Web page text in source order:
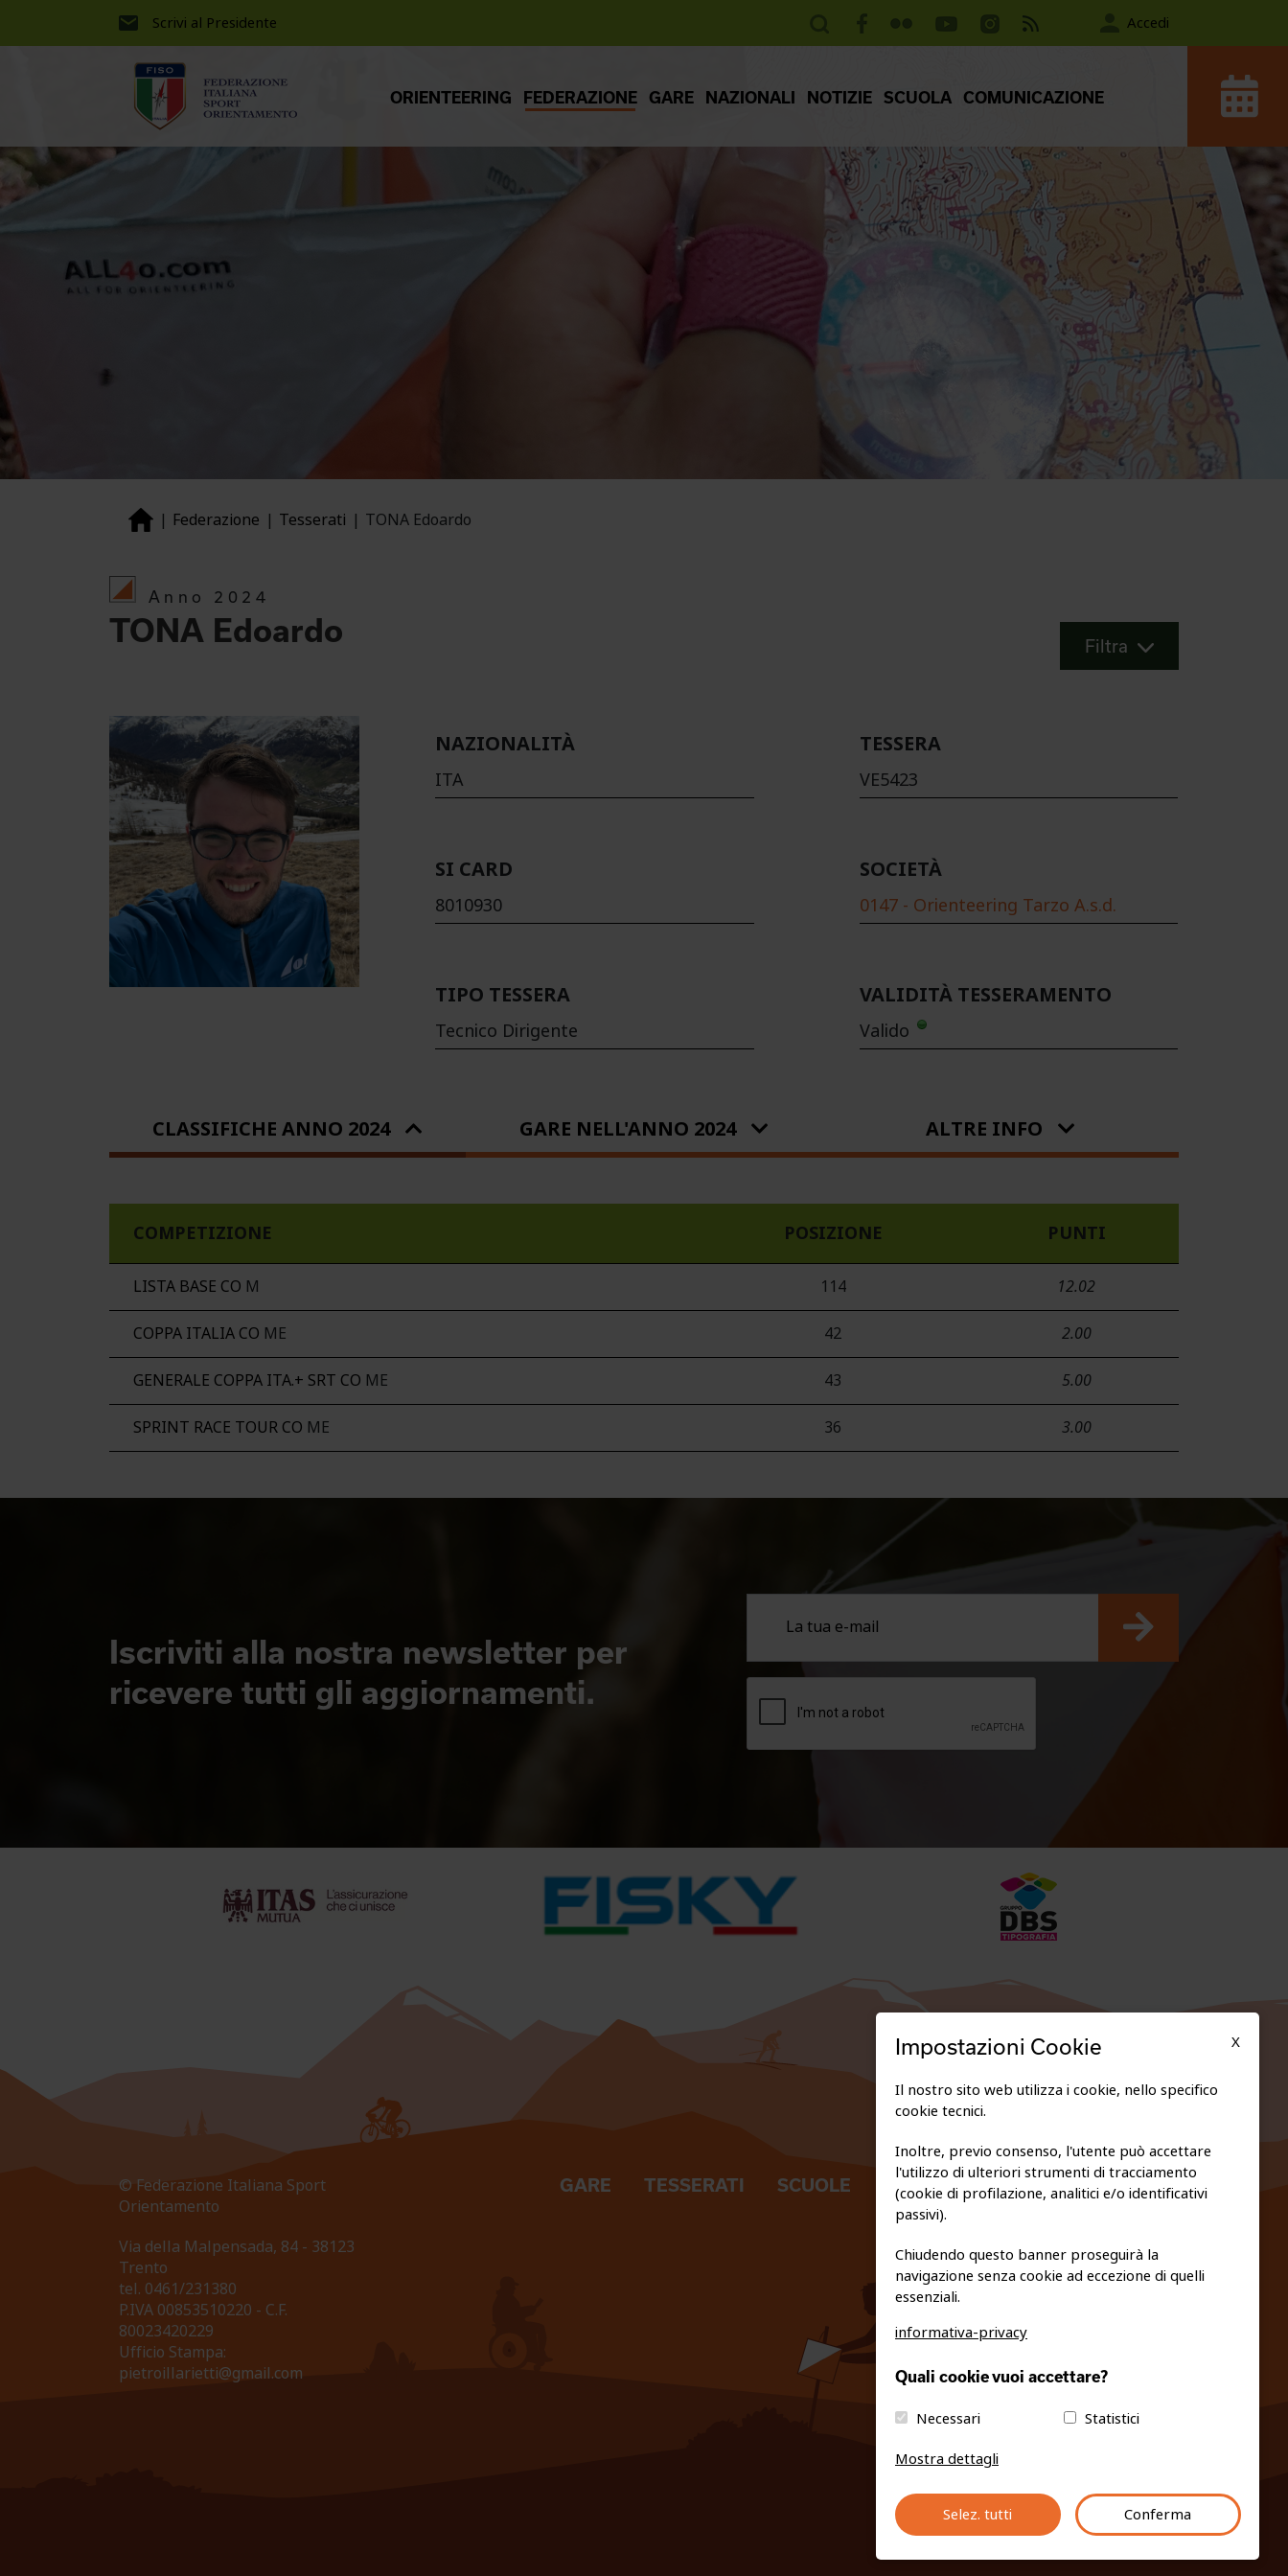
Scrivi al Presidente Accedi
ORIENTEERING FEDERAZIONE GARE NAZIONALI NOTIZIE SCUOLA COMUNICAZIONE
Federazione Tesserati TONA Edoardo
Anno 2024
TONA Edoardo Filtra
NAZIONALITÀ
ITA
TESSERA
VE5423
SI CARD
8010930
SOCIETÀ
0147 - Orienteering Tarzo A.s.d.
TIPO TESSERA
Tecnico Dirigente
VALIDITÀ TESSERAMENTO
Valido
CLASSIFICHE ANNO 2024 GARE NELL'ANNO 2024 ALTRE INFO
COMPETIZIONE POSIZIONE PUNTI
LISTA BASE CO M 114 12.02
COPPA ITALIA CO ME 42 2.00
GENERALE COPPA ITA.+ SRT CO ME 43 5.00
SPRINT RACE TOUR CO ME 36 3.00
Iscriviti alla nostra newsletter per
ricevere tutti gli aggiornamenti.
© Federazione Italiana Sport
Orientamento
Via della Malpensada, 84 - 38123
Trento
tel. 0461/231380
P.IVA 00853510220 - C.F.
80023420229
Ufficio Stampa:
pietroillarietti@gmail.com
GARE TESSERATI SCUOLE
FEDERAZIONE TRASPARENTE
PRIVACY E COOKIE POLICY
info@fiso.it |fiso@pec-mail.eu
X
Impostazioni Cookie
Il nostro sito web utilizza i cookie, nello specifico
cookie tecnici.
Inoltre, previo consenso, l'utente può accettare
l'utilizzo di ulteriori strumenti di tracciamento
(cookie di profilazione, analitici e/o identificativi
passivi).
Chiudendo questo banner proseguirà la
navigazione senza cookie ad eccezione di quelli
essenziali.
informativa-privacy
Quali cookie vuoi accettare?
Necessari
Statistici
Mostra dettagli
Selez. tutti Conferma